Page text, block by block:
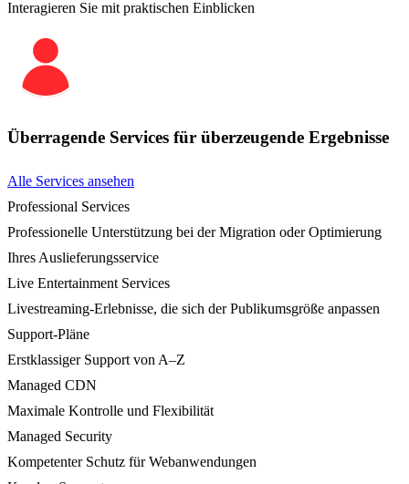
Interagieren Sie mit praktischen Einblicken
Überragende Services für überzeugende Ergebnisse
Alle Services ansehen
Professional Services
Professionelle Unterstützung bei der Migration oder Optimierung
Ihres Auslieferungsservice
Live Entertainment Services
Livestreaming-Erlebnisse, die sich der Publikumsgröße anpassen
Support-Pläne
Erstklassiger Support von A–Z
Managed CDN
Maximale Kontrolle und Flexibilität
Managed Security
Kompetenter Schutz für Webanwendungen